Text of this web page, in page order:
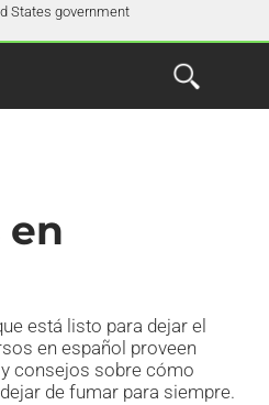
States government
Explore the
Smokefree Family
Open
the
en
está listo para dejar el
en español proveen
consejos sobre cómo
de fumar para siempre.